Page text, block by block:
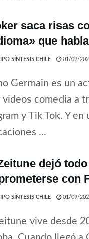
saca risas
que
SÍNTESIS CHILE 01/09/
Germain es un
videos comedia a
y Tik Tok. Y
...
dejó
con
SÍNTESIS CHILE 01/09/
vive desde